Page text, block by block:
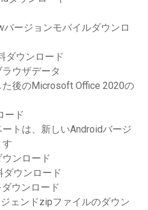
ージョンモバイルダウンロ
ダウンロード
ウザデータ
た後のMicrosoft Office 2020の
ード
トは、新しいAndroidバージ
す
ンロード
ダウンロード
ウンロード
ェンドzipファイルのダウン